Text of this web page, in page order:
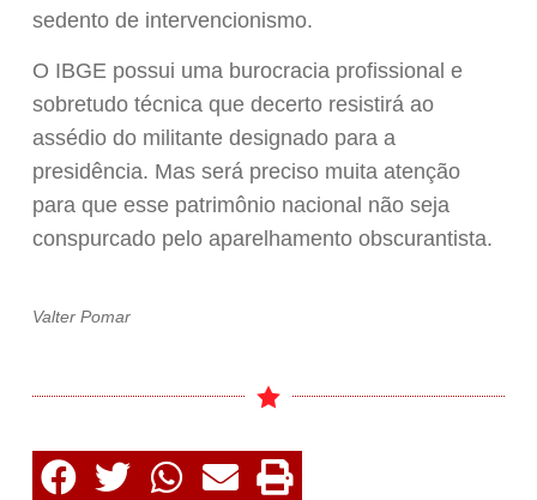
sedento de intervencionismo.
O IBGE possui uma burocracia profissional e
sobretudo técnica que decerto resistirá ao
assédio do militante designado para a
presidência. Mas será preciso muita atenção
para que esse patrimônio nacional não seja
conspurcado pelo aparelhamento obscurantista.
Valter Pomar